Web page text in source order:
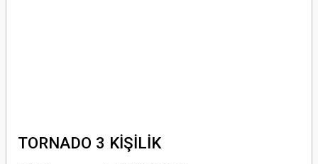
TORNADO 3 KİŞİLİK